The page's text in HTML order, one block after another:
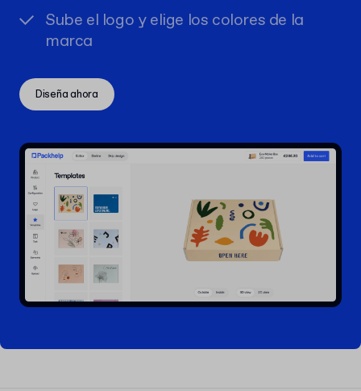
Sube el logo y elige los colores de la
marca
Diseña ahora